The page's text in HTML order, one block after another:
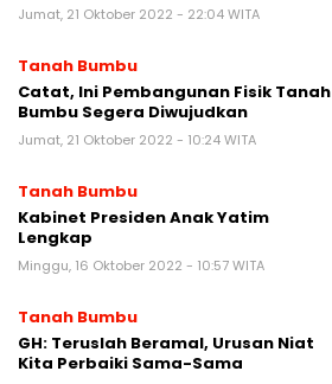
Jumat, 21 Oktober 2022 - 22:04 WITA
Tanah Bumbu
Catat, Ini Pembangunan Fisik Tanah
Bumbu Segera Diwujudkan
Jumat, 21 Oktober 2022 - 10:24 WITA
Tanah Bumbu
Kabinet Presiden Anak Yatim
Lengkap
Minggu, 16 Oktober 2022 - 10:57 WITA
Tanah Bumbu
GH: Teruslah Beramal, Urusan Niat
Kita Perbaiki Sama-Sama